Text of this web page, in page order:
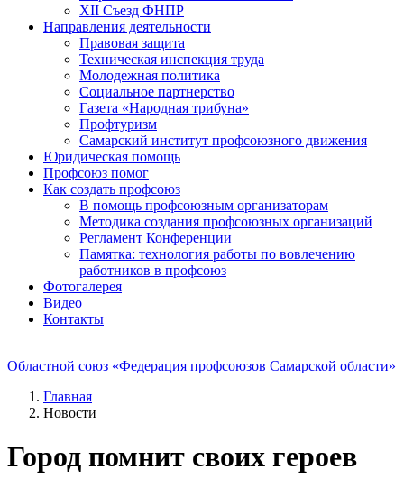
XII Съезд ФНПР
Направления деятельности
Правовая защита
Техническая инспекция труда
Молодежная политика
Социальное партнерство
Газета «Народная трибуна»
Профтуризм
Самарский институт профсоюзного движения
Юридическая помощь
Профсоюз помог
Как создать профсоюз
В помощь профсоюзным организаторам
Методика создания профсоюзных организаций
Регламент Конференции
Памятка: технология работы по вовлечению
работников в профсоюз
Фотогалерея
Видео
Контакты
Областной союз «Федерация профсоюзов Самарской области»
Главная
Новости
Город помнит своих героев